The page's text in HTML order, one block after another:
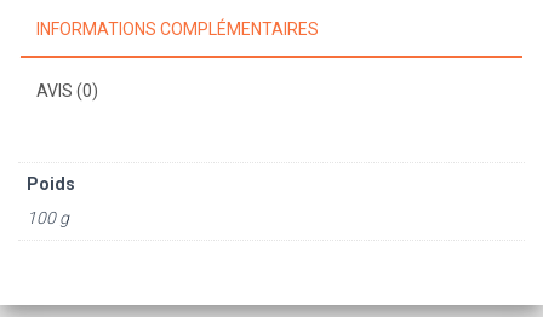
INFORMATIONS COMPLÉMENTAIRES
AVIS (0)
Poids
100 g